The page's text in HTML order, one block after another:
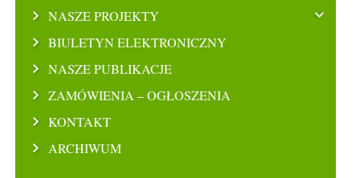
NASZE PROJEKTY
BIULETYN ELEKTRONICZNY
NASZE PUBLIKACJE
ZAMÓWIENIA – OGŁOSZENIA
KONTAKT
ARCHIWUM